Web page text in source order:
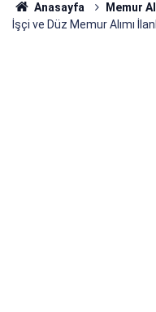
Anasayfa Memur
İşçi ve Düz Memur Alımı